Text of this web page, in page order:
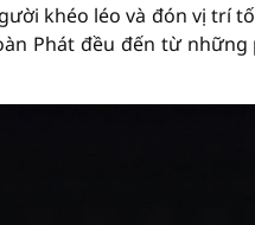
khéo léo và đón vị trí
Phát đều đến từ những